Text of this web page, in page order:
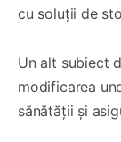
cu soluții de
Un alt subiect
modificarea
sănătății și